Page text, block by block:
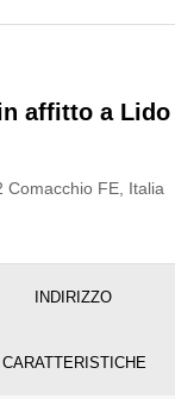
affitto a Lido
Comacchio FE, Italia
INDIRIZZO
CARATTERISTICHE